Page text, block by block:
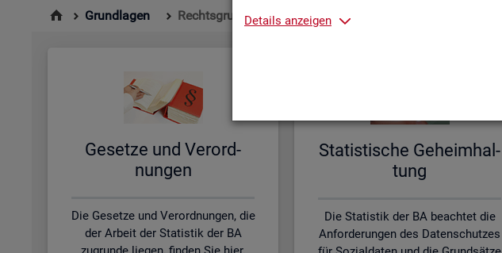
Details anzeigen
Grundlagen Rechtsgrundlagen
Ge­set­ze und Ver­ord­
nun­gen
Die Gesetze und Verordnungen, die
der Arbeit der Statistik der BA
Sta­tis­ti­sche Ge­heim­hal­
tung
Die Statistik der BA beachtet die
Anforderungen des Datenschutzes